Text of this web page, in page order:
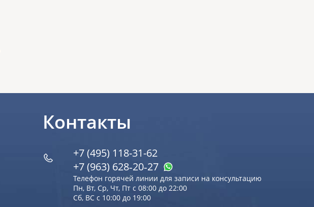
Контакты
+7 (495) 118-31-62
+7 (963) 628‑20‑27
Телефон горячей линии для записи на консультацию
Пн, Вт, Ср, Чт, Пт с 08:00 до 22:00
Сб, ВС с 10:00 до 19:00